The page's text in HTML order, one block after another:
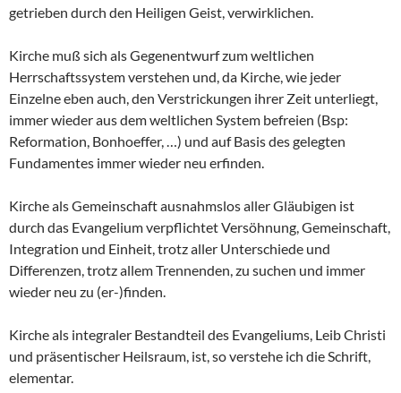
getrieben durch den Heiligen Geist, verwirklichen.
Kirche muß sich als Gegenentwurf zum weltlichen
Herrschaftssystem verstehen und, da Kirche, wie jeder
Einzelne eben auch, den Verstrickungen ihrer Zeit unterliegt,
immer wieder aus dem weltlichen System befreien (Bsp:
Reformation, Bonhoeffer, …) und auf Basis des gelegten
Fundamentes immer wieder neu erfinden.
Kirche als Gemeinschaft ausnahmslos aller Gläubigen ist
durch das Evangelium verpflichtet Versöhnung, Gemeinschaft,
Integration und Einheit, trotz aller Unterschiede und
Differenzen, trotz allem Trennenden, zu suchen und immer
wieder neu zu (er-)finden.
Kirche als integraler Bestandteil des Evangeliums, Leib Christi
und präsentischer Heilsraum, ist, so verstehe ich die Schrift,
elementar.